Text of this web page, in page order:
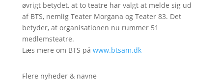
øvrigt betydet, at to teatre har valgt at melde sig ud
af BTS, nemlig Teater Morgana og Teater 83. Det
betyder, at organisationen nu rummer 51
medlemsteatre.
Læs mere om BTS på www.btsam.dk
Flere nyheder & navne